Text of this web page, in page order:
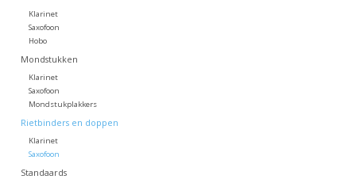
Klarinet
Saxofoon
Hobo
Mondstukken
Klarinet
Saxofoon
Mondstukplakkers
Rietbinders en doppen
Klarinet
Saxofoon
Standaards